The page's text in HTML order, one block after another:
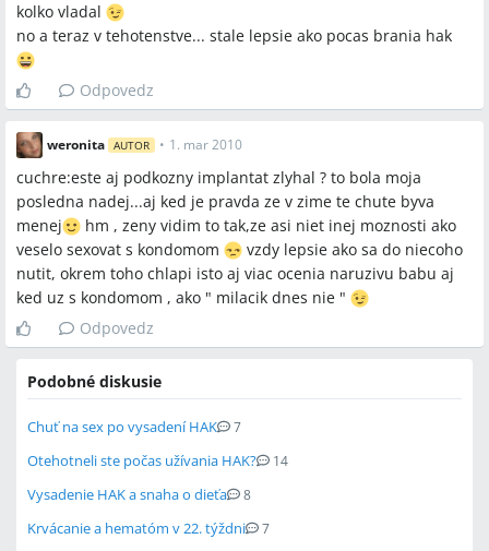
kolko vladal
no a teraz v tehotenstve... stale lepsie ako pocas brania hak
Odpovedz
weronita AUTOR • 1. mar 2010
cuchre:este aj podkozny implantat zlyhal ? to bola moja
posledna nadej...aj ked je pravda ze v zime te chute byva
menej
hm , zeny vidim to tak,ze asi niet inej moznosti ako
veselo sexovat s kondomom
vzdy lepsie ako sa do niecoho
nutit, okrem toho chlapi isto aj viac ocenia naruzivu babu aj
ked uz s kondomom , ako " milacik dnes nie "
Odpovedz
Podobné diskusie
Chuť na sex po vysadení HAK 7
Otehotneli ste počas užívania HAK? 14
Vysadenie HAK a snaha o dieťa 8
Krvácanie a hematóm v 22. týždni 7